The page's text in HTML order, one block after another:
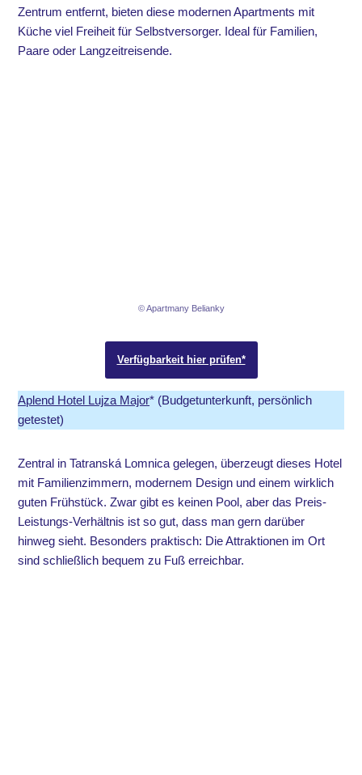
Zentrum entfernt, bieten diese modernen Apartments mit
Küche viel Freiheit für Selbstversorger. Ideal für Familien,
Paare oder Langzeitreisende.
© Apartmany Belianky
Verfügbarkeit hier prüfen*
Aplend Hotel Lujza Major* (Budgetunterkunft, persönlich
getestet)
Zentral in Tatranská Lomnica gelegen, überzeugt dieses Hotel
mit Familienzimmern, modernem Design und einem wirklich
guten Frühstück. Zwar gibt es keinen Pool, aber das Preis-
Leistungs-Verhältnis ist so gut, dass man gern darüber
hinweg sieht. Besonders praktisch: Die Attraktionen im Ort
sind schließlich bequem zu Fuß erreichbar.